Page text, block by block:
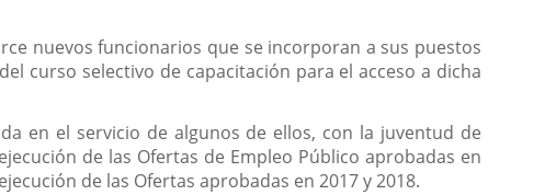
nuevos funcionarios que se incorporan a sus puestos
curso selectivo de capacitación para el acceso a dicha
en el servicio de algunos de ellos, con la juventud de
de las Ofertas de Empleo Público aprobadas en
de las Ofertas aprobadas en 2017 y 2018.